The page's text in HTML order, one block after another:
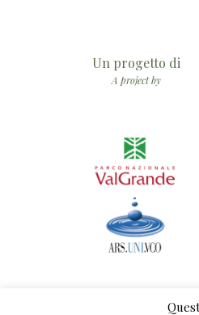
Un progetto di
A project by